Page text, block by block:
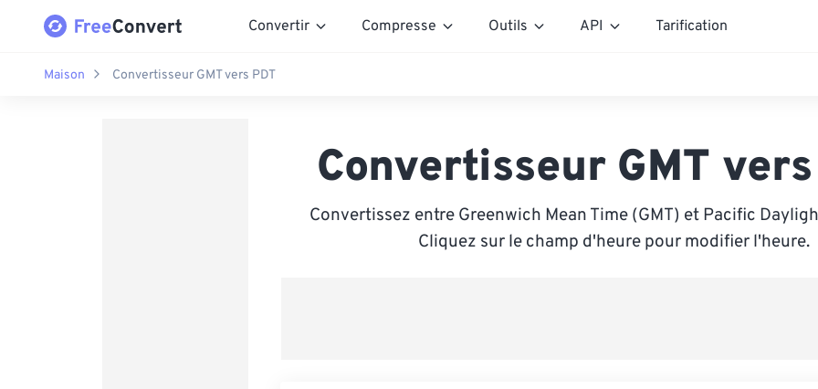
Convertir Compresse Outils API Tarification
Maison Convertisseur GMT vers PDT
Convertisseur GMT
Convertissez entre Greenwich Mean Time (GMT) et Pacific
Cliquez sur le champ d'heure pour modifier l'heure.